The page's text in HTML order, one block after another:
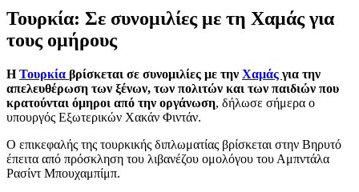
Τουρκία: Σε συνομιλίες με τη Χαμάς για
τους ομήρους
ΗΤουρκία βρίσκεται σε συνομιλίες με την Χαμάς για την
απελευθέρωση των ξένων, των πολιτών και των παιδιών που
κρατούνται όμηροι από την οργάνωση, δήλωσε σήμερα ο
υπουργός Εξωτερικών Χακάν Φιντάν.
Ο επικεφαλής της τουρκικής διπλωματίας βρίσκεται στην Βηρυτό
έπειτα από πρόσκληση του λιβανέζου ομολόγου του Αμπντάλα
Ρασίντ Μπουχαμπίμπ.